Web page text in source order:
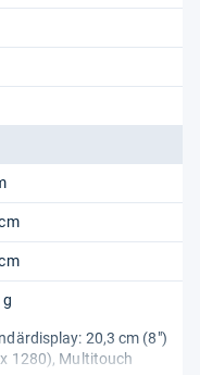
20,3 cm (8")
1280), Multitouch